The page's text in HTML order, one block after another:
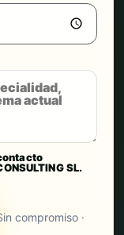
SL.
compromiso ·